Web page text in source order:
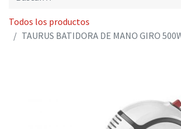
Todos los productos
TAURUS BATIDORA DE MANO GIRO